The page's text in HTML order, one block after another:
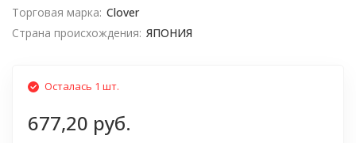
Торговая марка: Clover
Страна происхождения: ЯПОНИЯ
Осталась 1 шт.
677,20 руб.